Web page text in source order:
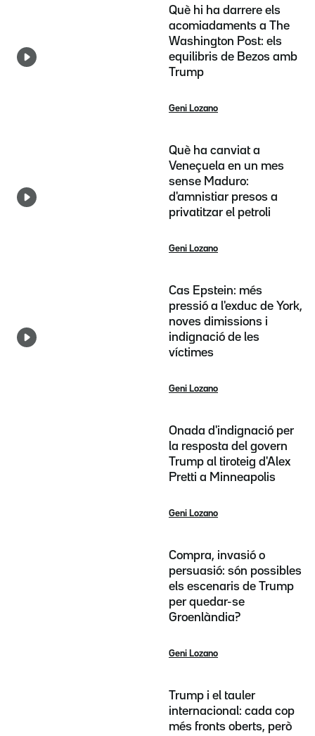
Què hi ha darrere els
acomiadaments a The
Washington Post: els
equilibris de Bezos amb
Trump
Geni Lozano
Què ha canviat a
Veneçuela en un mes
sense Maduro:
d'amnistiar presos a
privatitzar el petroli
Geni Lozano
Cas Epstein: més
pressió a l'exduc de York,
noves dimissions i
indignació de les
víctimes
Geni Lozano
Onada d'indignació per
la resposta del govern
Trump al tiroteig d'Alex
Pretti a Minneapolis
Geni Lozano
Compra, invasió o
persuasió: són possibles
els escenaris de Trump
per quedar-se
Groenlàndia?
Geni Lozano
Trump i el tauler
internacional: cada cop
més fronts oberts, però